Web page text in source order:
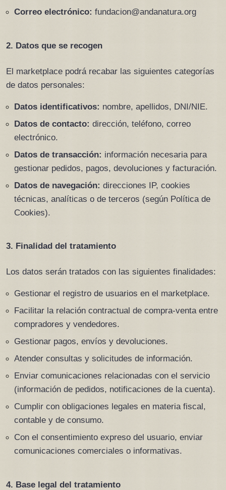
Correo electrónico: fundacion@andanatura.org
2. Datos que se recogen
El marketplace podrá recabar las siguientes categorías
de datos personales:
Datos identificativos: nombre, apellidos, DNI/NIE.
Datos de contacto: dirección, teléfono, correo
electrónico.
Datos de transacción: información necesaria para
gestionar pedidos, pagos, devoluciones y facturación.
Datos de navegación: direcciones IP, cookies
técnicas, analíticas o de terceros (según Política de
Cookies).
3. Finalidad del tratamiento
Los datos serán tratados con las siguientes finalidades:
Gestionar el registro de usuarios en el marketplace.
Facilitar la relación contractual de compra-venta entre
compradores y vendedores.
Gestionar pagos, envíos y devoluciones.
Atender consultas y solicitudes de información.
Enviar comunicaciones relacionadas con el servicio
(información de pedidos, notificaciones de la cuenta).
Cumplir con obligaciones legales en materia fiscal,
contable y de consumo.
Con el consentimiento expreso del usuario, enviar
comunicaciones comerciales o informativas.
4. Base legal del tratamiento